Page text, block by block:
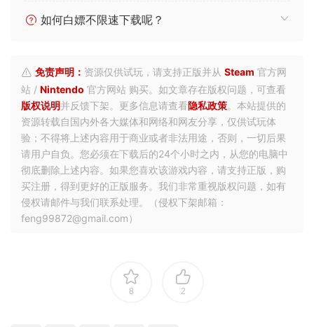
如何白嫖不限速下载呢？
免责声明： 资源仅供试玩，请支持正版并从 Steam 官方网
站 / Nintendo 官方网站 购买。如文章存在版权问题，可查看
版权说明并反馈下架。更多信息请查看隐私政策。本站提供的
资源转载自国内外各大媒体和网络和网友分享，仅供试玩体
验；不得将上述内容用于商业或者非法用途，否则，一切后果
请用户自负。您必须在下载后的24个小时之内，从您的电脑中
彻底删除上述内容。如果您喜欢该游戏内容，请支持正版，购
买注册，得到更好的正版服务。我们非常重视版权问题，如有
侵权请邮件与我们联系处理。（侵权下架邮箱：
feng99872@gmail.com）
8 2